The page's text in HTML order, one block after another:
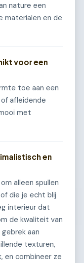
nature een
materialen en de
voor een
toe aan een
afleidende
met
en
alleen spullen
die je echt blij
interieur dat
de kwaliteit van
aan
texturen,
en combineer ze